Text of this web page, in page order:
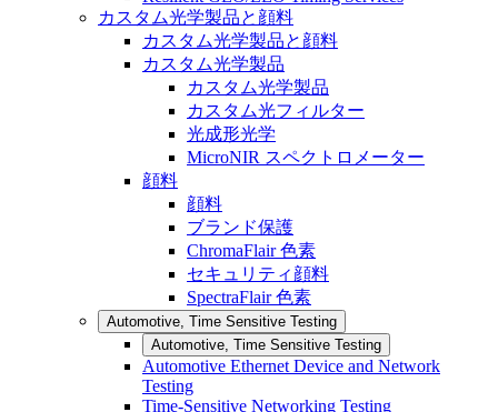
カスタム光学製品と顔料
カスタム光学製品と顔料
カスタム光学製品
カスタム光学製品
カスタム光フィルター
光成形光学
MicroNIR スペクトロメーター
顔料
顔料
ブランド保護
ChromaFlair 色素
セキュリティ顔料
SpectraFlair 色素
Automotive, Time Sensitive Testing
Automotive, Time Sensitive Testing
Automotive Ethernet Device and Network
Testing
Time-Sensitive Networking Testing